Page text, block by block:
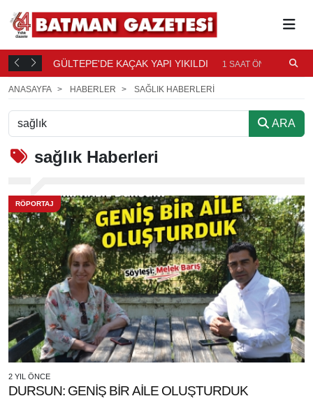
SAAT ÖNCE BATMAN SİYASETİNDE DİYALOG TEMASI
17
ANASAYFA
HABERLER SAĞLIK HABERLERI
ARA
sağlıkHaberleri
RÖPORTAJ
2 YIL ÖNCE
DURSUN: GENİŞ BİR AİLE OLUŞTURDUK